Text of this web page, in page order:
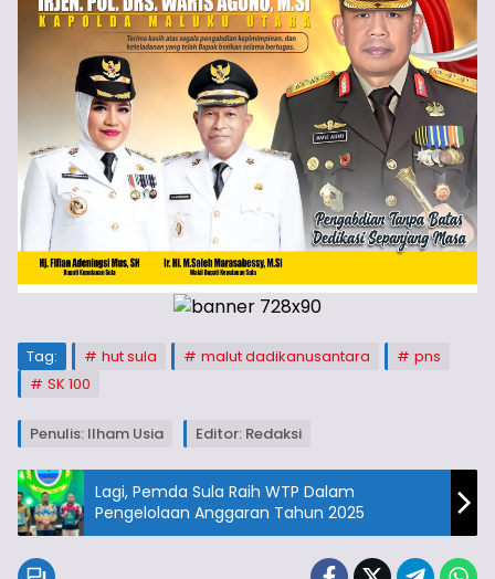
Tag: hut sula malut dadikanusantara
pns
SK 100
Penulis: Ilham Usia Editor: Redaksi
Lagi, Pemda Sula Raih WTP Dalam
Pengelolaan Anggaran Tahun 2025